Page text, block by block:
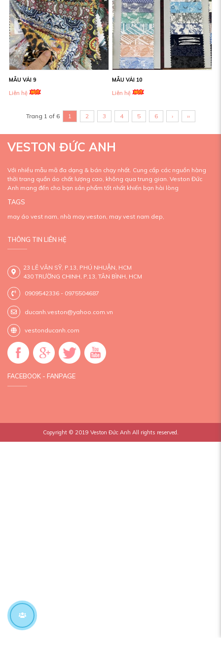
MẪU VẢI 9
Liên hệ
MẪU VẢI 10
Liên hệ
Trang 1 of 6 1 2 3 4 5 6 › ››
VESTON ĐỨC ANH
Với nhiều mẫu mã đa dạng & bán chạy nhất. Cung cấp các nguồn hàng
thời trang quần áo chất lượng cao, không qua trung gian. Veston Đức
Anh mang đến cho bạn sản phẩm tốt nhất khiến bạn hài lòng
TAGS
may áo vest nam, nhà may veston, may vest nam dep,
THÔNG TIN LIÊN HỆ
23 LÊ VĂN SỸ, P.13, PHÚ NHUẬN, HCM
430 TRƯỜNG CHINH, P.13, TÂN BÌNH, HCM
0909542336 - 0975504687
ducanh.veston@yahoo.com.vn
vestonducanh.com
FACEBOOK - FANPAGE
Copyright © 2019 Veston Đức Anh All rights reserved.